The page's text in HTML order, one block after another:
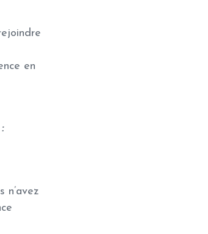
en
n’avez